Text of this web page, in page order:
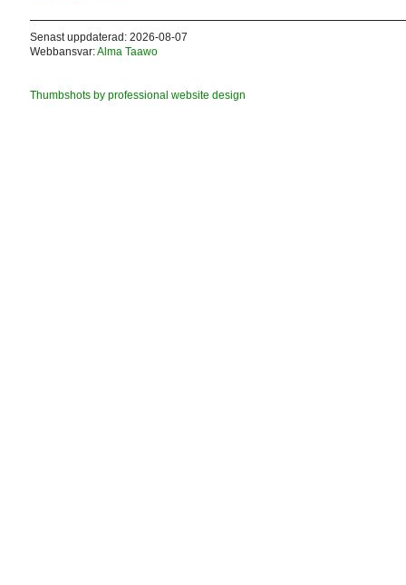
Senast uppdaterad: 2026-08-07
Webbansvar:Alma Taawo
Thumbshots by professional website design